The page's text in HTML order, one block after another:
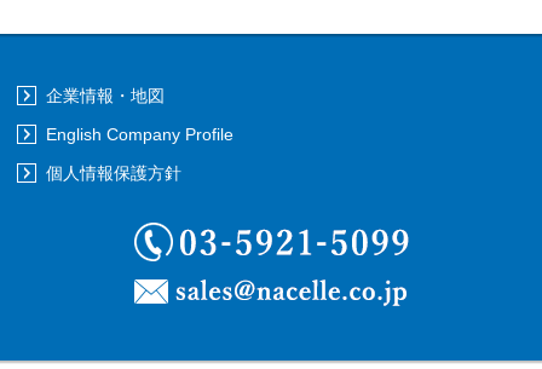
企業情報・地図
English Company Profile
個人情報保護方針